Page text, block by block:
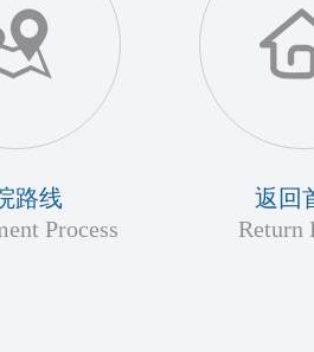
路线
Process
返回
Return